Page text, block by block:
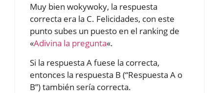
Muy bien wokywoky, la respuesta
correcta era la C. Felicidades, con este
punto subes un puesto en el ranking de
«Adivina la pregunta«.
Si la respuesta A fuese la correcta,
entonces la respuesta B (“Respuesta A o
B”) también sería correcta.